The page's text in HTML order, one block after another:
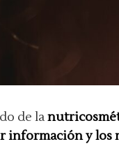
de la
información y los